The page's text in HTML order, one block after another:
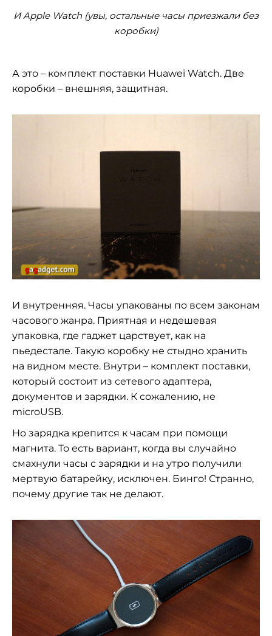
И Apple Watch (увы, остальные часы приезжали без
коробки)
А это – комплект поставки Huawei Watch. Две
коробки – внешняя, защитная.
И внутренняя. Часы упакованы по всем законам
часового жанра. Приятная и недешевая
упаковка, где гаджет царствует, как на
пьедестале. Такую коробку не стыдно хранить
на видном месте. Внутри – комплект поставки,
который состоит из сетевого адаптера,
документов и зарядки. К сожалению, не
microUSB.
Но зарядка крепится к часам при помощи
магнита. То есть вариант, когда вы случайно
смахнули часы с зарядки и на утро получили
мертвую батарейку, исключен. Бинго! Странно,
почему другие так не делают.